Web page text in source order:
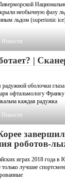
необычную фазу
льдом (superionic
Новости
|
оболочки
офтальмологу
каждая радужка
Новости
роботов-
играх 2018 года в
только лучшие